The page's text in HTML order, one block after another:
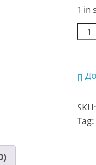
1 in
SKU:
Tag: